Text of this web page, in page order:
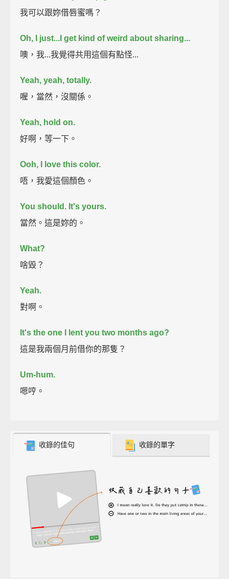
我可以跟妳借唇蜜嗎？
Oh, I just...I get kind of weird about sharing...
噢，我...我覺得共用這個有點怪...
Yeah, yeah, totally.
喔，當然，沒關係。
Yeah, hold on.
好啊，等一下。
Ooh, I love this color.
唔，我愛這個顏色。
You should. It's yours.
當然。這是妳的。
What?
啥毀？
Yeah.
對啊。
It's the one I lent you two months ago?
這是我兩個月前借你的那隻？
Um-hum.
嗯哼。
收錄的佳句 收錄的單字